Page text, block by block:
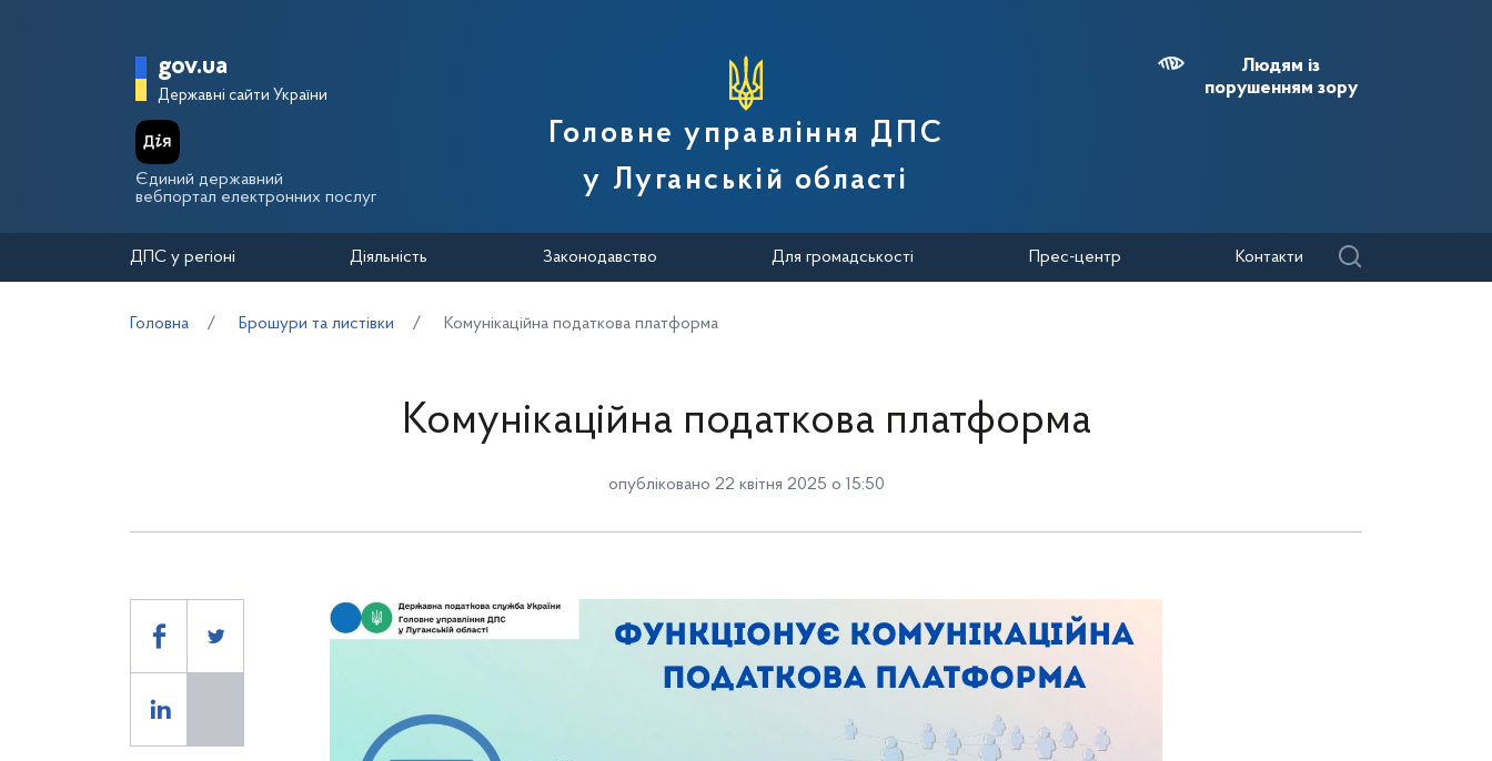
Головна сторінка Державної податкової служби України
gov.ua
Державні сайти України
Єдиний державний
вебпортал електронних послуг
Головне управління ДПС
у Луганській області
Людям із
порушенням зору
ДПС у регіоні Діяльність Законодавство Для громадськості Прес-центр Контакти
Головна Брошури та листівки Комунікаційна податкова платформа
Комунікаційна податкова платформа
опубліковано 22 квітня 2025 о 15:50